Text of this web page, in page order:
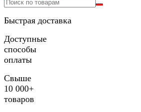
Быстрая доставка
Доступные
способы
оплаты
Свыше
10 000+
товаров